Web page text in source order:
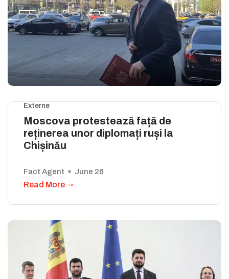
Externe
Moscova protestează față de
reținerea unor diplomați ruși la
Chișinău
Fact Agent June 26
Read More